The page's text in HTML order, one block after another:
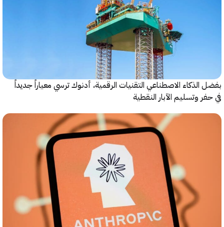
الاصطناعي التقنيات الرقمية، أدنوك ترسي معياراً جديداً
وتسليم الآبار النقطية